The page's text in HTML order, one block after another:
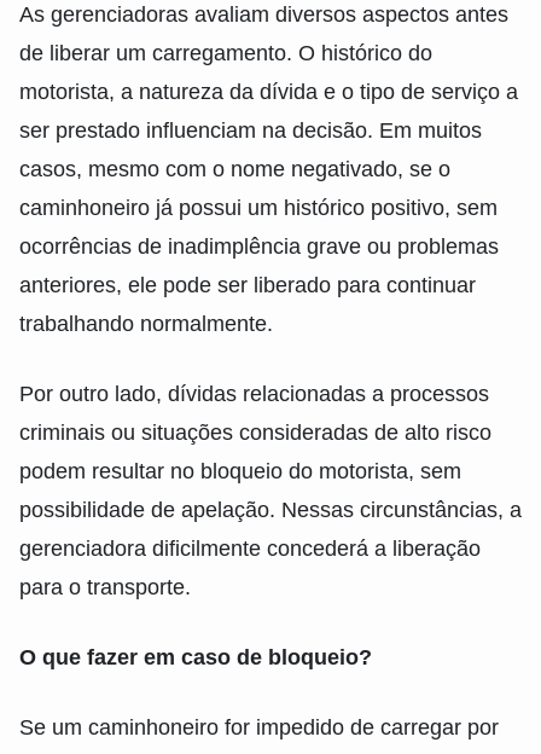
As gerenciadoras avaliam diversos aspectos antes
de liberar um carregamento. O histórico do
motorista, a natureza da dívida e o tipo de serviço a
ser prestado influenciam na decisão. Em muitos
casos, mesmo com o nome negativado, se o
caminhoneiro já possui um histórico positivo, sem
ocorrências de inadimplência grave ou problemas
anteriores, ele pode ser liberado para continuar
trabalhando normalmente.
Por outro lado, dívidas relacionadas a processos
criminais ou situações consideradas de alto risco
podem resultar no bloqueio do motorista, sem
possibilidade de apelação. Nessas circunstâncias, a
gerenciadora dificilmente concederá a liberação
para o transporte.
O que fazer em caso de bloqueio?
Se um caminhoneiro for impedido de carregar por